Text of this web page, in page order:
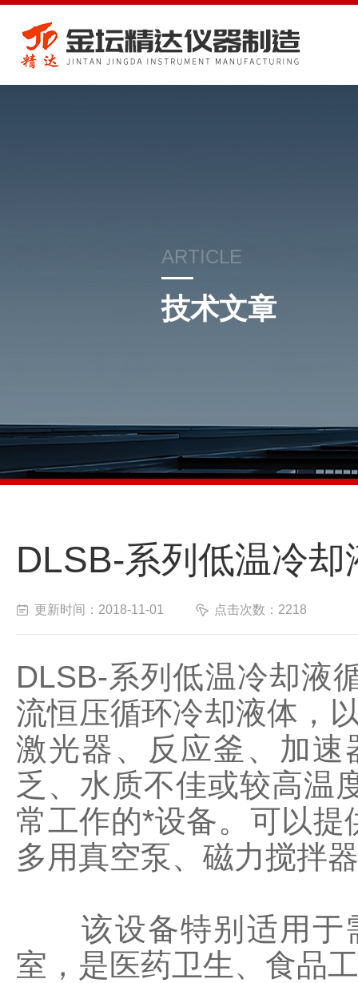
ARTICLE
技术文章
DLSB-系列低温冷
更新时间：2018-11-01 点击次数：2218
DLSB-系列低温冷却液
流恒压循环冷却液体，
激光器、反应釜、加
乏、水质不佳或较高温
常工作的*设备。可以
多用真空泵、磁力搅拌
该设备特别适用于需
室，是医药卫生、食品